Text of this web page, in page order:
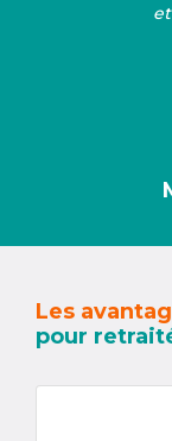
Les
pour